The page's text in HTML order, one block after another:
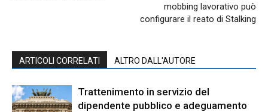
mobbing lavorativo può
configurare il reato di Stalking
ARTICOLI CORRELATI ALTRO DALL'AUTORE
Trattenimento in servizio del
dipendente pubblico e adeguamento